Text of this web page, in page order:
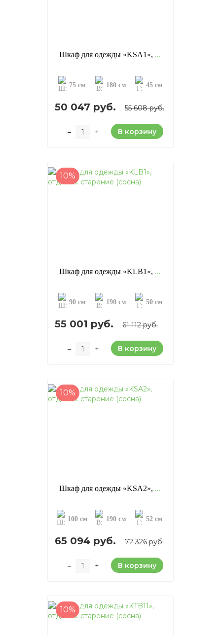
Шкаф для одежды «KSA1», отделка: старение (сосна)
75 см 180 см 45 см
50 047 руб. 55 608 руб.
– + В корзину
10%
Шкаф для одежды «KLB1», отделка: старение (сосна)
90 см 190 см 50 см
55 001 руб. 61 112 руб.
– + В корзину
10%
Шкаф для одежды «KSA2», отделка: старение (сосна)
100 см 190 см 52 см
65 094 руб. 72 326 руб.
– + В корзину
10%